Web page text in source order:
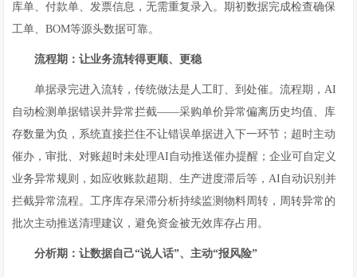
库单、付款单、发票信息，无需重复录入。期初数据完成检查确保
工单、BOM等源头数据可靠。
流程期：让业务流转得更顺、更稳
单据录完进入流转，传统做法是人工盯、到处催。流程期，AI
自动检测单据错误并异常拦截——采购单价异常偏离历史均值、库
存数量为负，系统直接拦住不让错误单据进入下一环节；超时主动
催办，审批、对账超时未处理AI自动推送催办提醒；企业可自定义
业务异常规则，如应收账款超期、生产进度滞后等，AI自动识别并
拦截异常流程。工序库存呆滞分析持续监测物料周转，周转异常的
批次主动推送清理建议，避免资金被无效库存占用。
分析期：让数据自己“说人话”、主动“报风险”